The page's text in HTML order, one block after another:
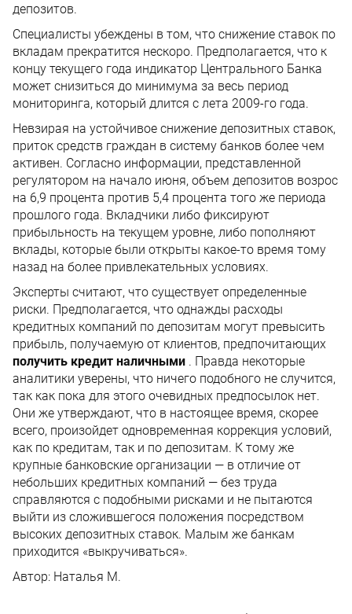
депозитов.
Специалисты убеждены в том, что снижение ставок по
вкладам прекратится нескоро. Предполагается, что к
концу текущего года индикатор Центрального Банка
может снизиться до минимума за весь период
мониторинга, который длится с лета 2009-го года.
Невзирая на устойчивое снижение депозитных ставок,
приток средств граждан в систему банков более чем
активен. Согласно информации, представленной
регулятором на начало июня, объем депозитов возрос
на 6,9 процента против 5,4 процента того же периода
прошлого года. Вкладчики либо фиксируют
прибыльность на текущем уровне, либо пополняют
вклады, которые были открыты какое-то время тому
назад на более привлекательных условиях.
Эксперты считают, что существует определенные
риски. Предполагается, что однажды расходы
кредитных компаний по депозитам могут превысить
прибыль, получаемую от клиентов, предпочитающих
получить кредит наличными . Правда некоторые
аналитики уверены, что ничего подобного не случится,
так как пока для этого очевидных предпосылок нет.
Они же утверждают, что в настоящее время, скорее
всего, произойдет одновременная коррекция условий,
как по кредитам, так и по депозитам. К тому же
крупные банковские организации — в отличие от
небольших кредитных компаний — без труда
справляются с подобными рисками и не пытаются
выйти из сложившегося положения посредством
высоких депозитных ставок. Малым же банкам
приходится «выкручиваться».
Автор: Наталья М.